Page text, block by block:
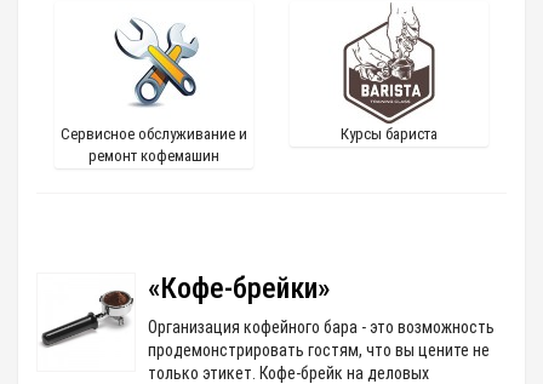
Сервисное обслуживание и
ремонт кофемашин
Курсы бариста
«Кофе-брейки»
Организация кофейного бара - это возможность
продемонстрировать гостям, что вы цените не
только этикет. Кофе-брейк на деловых